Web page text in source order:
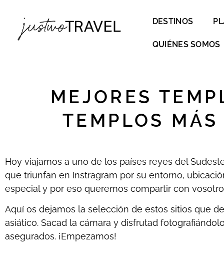
DESTINOS
QUIÉNES SOMOS
MEJORES
TEMPLOS
Hoy viajamos a uno de los países reyes del
que triunfan en Instragram por su entorno,
especial y por eso queremos compartir con
Aquí os dejamos la selección de estos sitios que
asiático. Sacad la cámara y disfrutad
asegurados. ¡Empezamos!